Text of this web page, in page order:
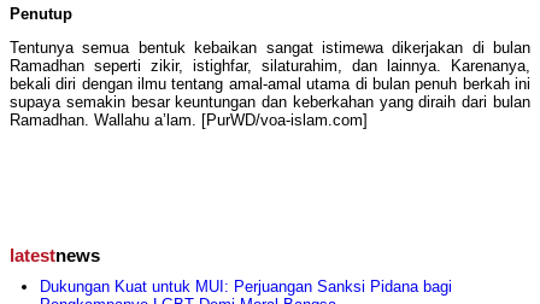
Penutup
Tentunya semua bentuk kebaikan sangat istimewa dikerjakan di bulan
Ramadhan seperti zikir, istighfar, silaturahim, dan lainnya. Karenanya,
bekali diri dengan ilmu tentang amal-amal utama di bulan penuh berkah ini
supaya semakin besar keuntungan dan keberkahan yang diraih dari bulan
Ramadhan. Wallahu a’lam. [PurWD/voa-islam.com]
latestnews
Dukungan Kuat untuk MUI: Perjuangan Sanksi Pidana bagi